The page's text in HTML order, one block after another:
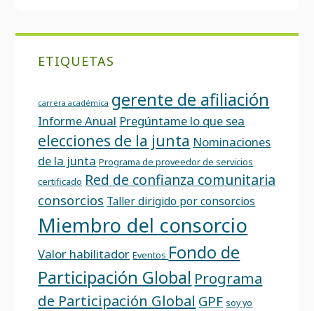
ETIQUETAS
carrera académica gerente de afiliación
Informe Anual Pregúntame lo que sea
elecciones de la junta Nominaciones
de la junta Programa de proveedor de servicios
certificado Red de confianza comunitaria
consorcios Taller dirigido por consorcios
Miembro del consorcio
Valor habilitador Eventos Fondo de
Participación Global Programa
de Participación Global GPF soy yo